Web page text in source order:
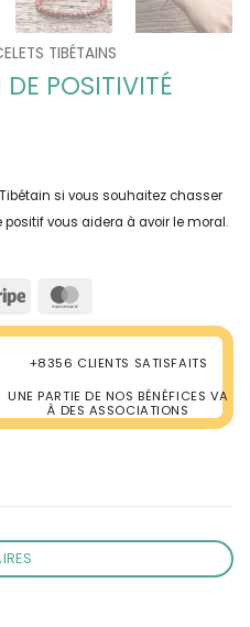
TIBÉTAINS
POSITIVITÉ
si vous souhaitez chasser
positif vous aidera à avoir le moral.
Stripe
+8356 CLIENTS SATISFAITS
UNE PARTIE DE NOS BÉNÉFICES VA
À DES ASSOCIATIONS